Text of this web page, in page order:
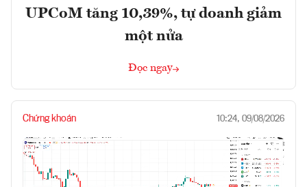
UPCoM tăng 10,39%, tự doanh giảm
một nửa
Đọc ngay
Chứng khoán 10:24, 09/08/2026